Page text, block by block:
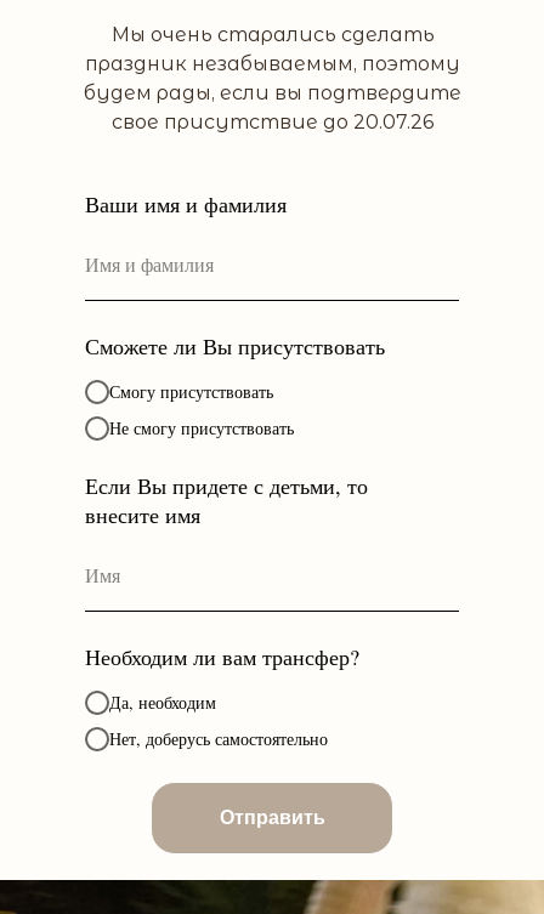
Мы очень старались сделать
праздник незабываемым, поэтому
будем рады, если вы подтвердите
свое присутствие до 20.07.26
Ваши имя и фамилия
Сможете ли Вы присутствовать
Смогу присутствовать
Не смогу присутствовать
Если Вы придете с детьми, то
внесите имя
Необходим ли вам трансфер?
Да, необходим
Нет, доберусь самостоятельно
Отправить